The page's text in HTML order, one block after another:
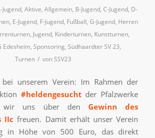
Jugend, Aktive, Allgemein, B-Jugend, C-Jugend, D-
, E-Jugend, F-Jugend, Fußball, G-Jugend, Herren
, Jugend, Kinderturnen, Kunstturnen,
Edesheim, Sponsoring, Südhaardter SV 23,
Turnen / vonSSV23
bei unserem Verein: Im Rahmen der
#heldengesucht der Pfalzwerke
wir uns über denGewinn des
IIc freuen. Damit erhält unser Verein
in Höhe von 500 Euro, das direkt